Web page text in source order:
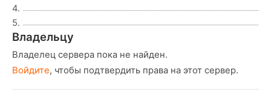
4.
5.
Владельцу
Владелец сервера пока не найден.
Войдите, чтобы подтвердить права на этот сервер.